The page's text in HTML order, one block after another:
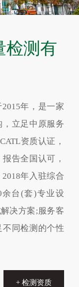
检测有
年，是一家
立足中原服务
资质认证，
告全国认可，
年入驻综合
台(套)专业设
决方案;服务客
同检测的个性
+ 检测资质